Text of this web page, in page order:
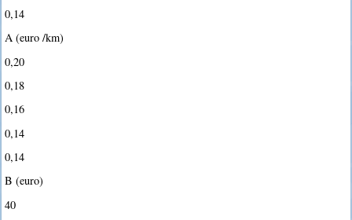
0,14
A (euro /km)
0,20
0,18
0,16
0,14
0,14
B (euro)
40